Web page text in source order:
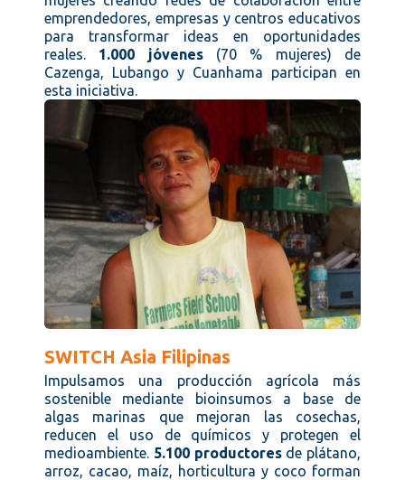
emprendedores, empresas y centros educativos
para transformar ideas en oportunidades
reales. 1.000 jóvenes (70 % mujeres) de
Cazenga, Lubango y Cuanhama participan en
esta iniciativa.
SWITCH Asia Filipinas
Impulsamos una producción agrícola más
sostenible mediante bioinsumos a base de
algas marinas que mejoran las cosechas,
reducen el uso de químicos y protegen el
medioambiente. 5.100 productores de plátano,
arroz, cacao, maíz, horticultura y coco forman